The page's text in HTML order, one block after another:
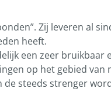
Zij leveren al
heeft.
een zeer bruikbaar
op het gebied van
steeds strenger